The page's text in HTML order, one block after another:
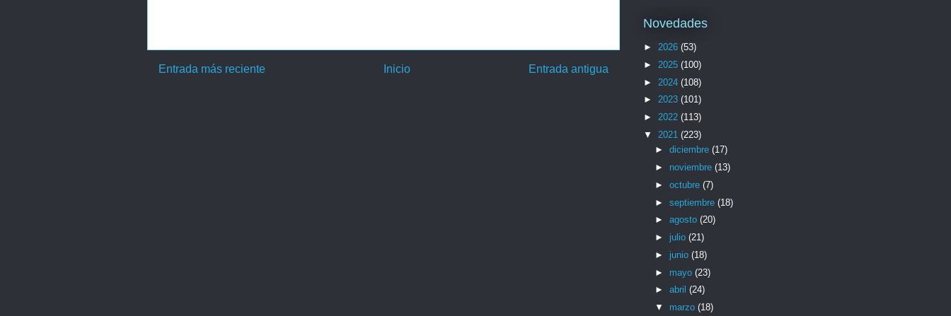
Entrada más reciente Entrada antigua
Inicio
Novedades
► 2026 (53)
► 2025 (100)
► 2024 (108)
► 2023 (101)
► 2022 (113)
▼ 2021 (223)
► diciembre (17)
► noviembre (13)
► octubre (7)
► septiembre (18)
► agosto (20)
► julio (21)
► junio (18)
► mayo (23)
► abril (24)
▼ marzo (18)